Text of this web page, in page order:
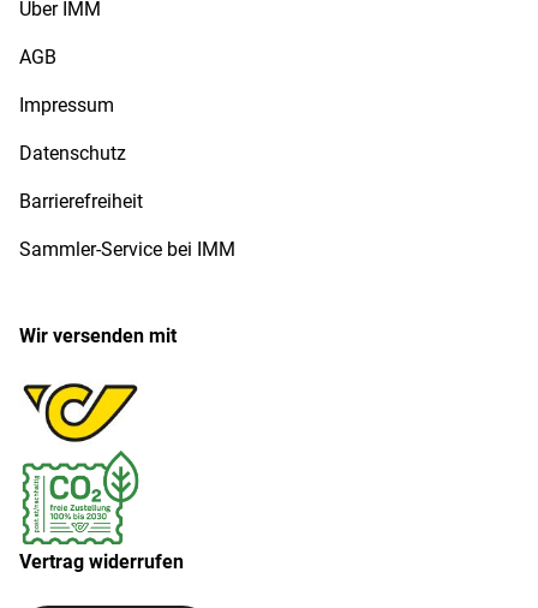
Über IMM
AGB
Impressum
Datenschutz
Barrierefreiheit
Sammler-Service bei IMM
Wir versenden mit
Vertrag widerrufen